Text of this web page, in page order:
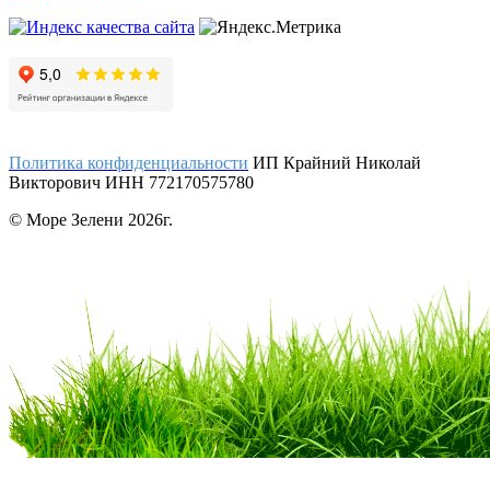
Политика конфиденциальности ИП Крайний Николай
Викторович ИНН 772170575780
© Море Зелени 2026г.